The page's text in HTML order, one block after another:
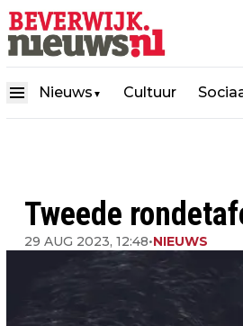
Nieuws ▼ Cultuur
Tweede
29 AUG 2023, 12:48•NIEUWS